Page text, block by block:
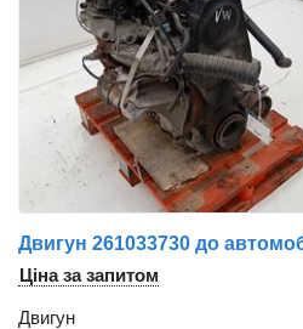
Ціна за запитом
Двигун